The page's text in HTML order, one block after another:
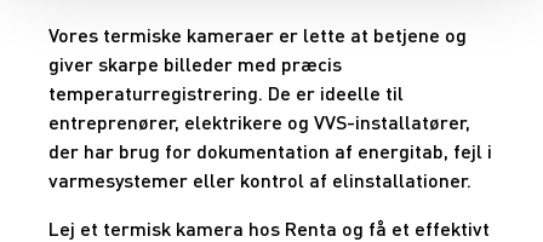
Vores termiske kameraer er lette at betjene og
giver skarpe billeder med præcis
temperaturregistrering. De er ideelle til
entreprenører, elektrikere og VVS-installatører,
der har brug for dokumentation af energitab, fejl i
varmesystemer eller kontrol af elinstallationer.
Lej et termisk kamera hos Renta og få et effektivt